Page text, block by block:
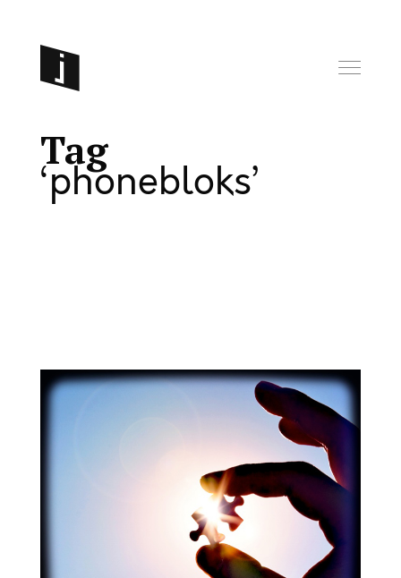
Tag
phonebloks